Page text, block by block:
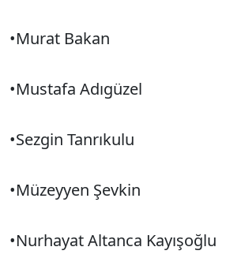
•Murat Bakan
•Mustafa Adıgüzel
•Sezgin Tanrıkulu
•Müzeyyen Şevkin
•Nurhayat Altanca Kayışoğlu